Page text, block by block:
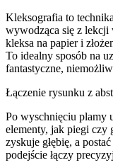
Kleksografia to
wywodząca się z lekcji
kleksa na papier i
To idealny sposób na
fantastyczne,
Łączenie rysunku z
Po wyschnięciu plamy
elementy, jak piegi czy
zyskuje głębię, a
podejście łączy